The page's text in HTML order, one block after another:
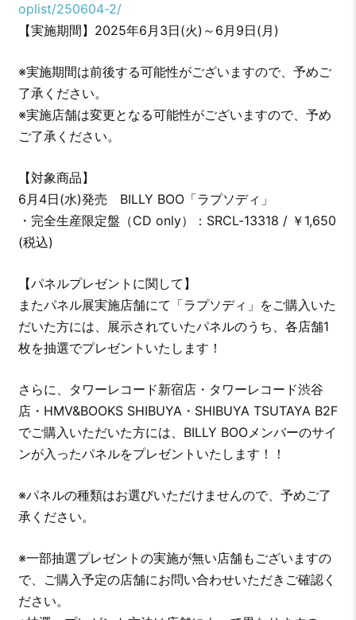
oplist/250604-2/
【実施期間】2025年6月3日(火)～6月9日(月)
※実施期間は前後する可能性がございますので、予めご
了承ください。
※実施店舗は変更となる可能性がございますので、予め
ご了承ください。
【対象商品】
6月4日(水)発売 BILLY BOO「ラプソディ」
・完全生産限定盤（CD only）：SRCL-13318 / ￥1,650
(税込)
【パネルプレゼントに関して】
またパネル展実施店舗にて「ラプソディ」をご購入いた
だいた方には、展示されていたパネルのうち、各店舗1
枚を抽選でプレゼントいたします！
さらに、タワーレコード新宿店・タワーレコード渋谷
店・HMV&BOOKS SHIBUYA・SHIBUYA TSUTAYA B2F
でご購入いただいた方には、BILLY BOOメンバーのサイ
ンが入ったパネルをプレゼントいたします！！
※パネルの種類はお選びいただけませんので、予めご了
承ください。
※一部抽選プレゼントの実施が無い店舗もございますの
で、ご購入予定の店舗にお問い合わせいただきご確認く
ださい。